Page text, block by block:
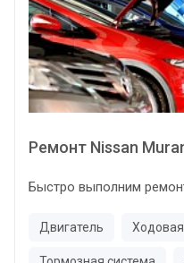
Ремонт Nissan
Быстро выполним
Двигатель